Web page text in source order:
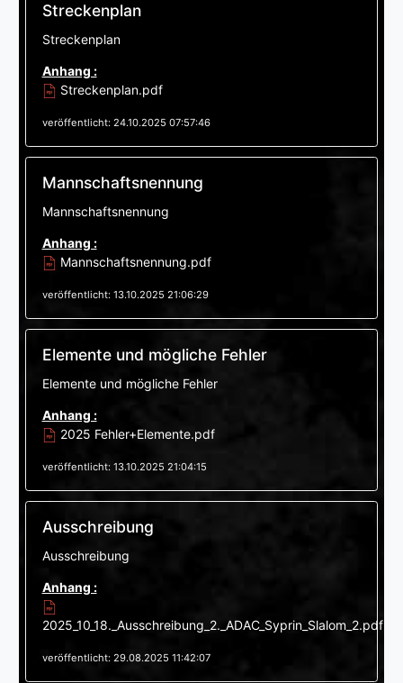
Streckenplan
Streckenplan
Anhang :
Streckenplan.pdf
veröffentlicht: 24.10.2025 07:57:46
Mannschaftsnennung
Mannschaftsnennung
Anhang :
Mannschaftsnennung.pdf
veröffentlicht: 13.10.2025 21:06:29
Elemente und mögliche Fehler
Elemente und mögliche Fehler
Anhang :
2025 Fehler+Elemente.pdf
veröffentlicht: 13.10.2025 21:04:15
Ausschreibung
Ausschreibung
Anhang :
2025_10_18._Ausschreibung_2._ADAC_Syprin_Slalom_2.pdf
veröffentlicht: 29.08.2025 11:42:07